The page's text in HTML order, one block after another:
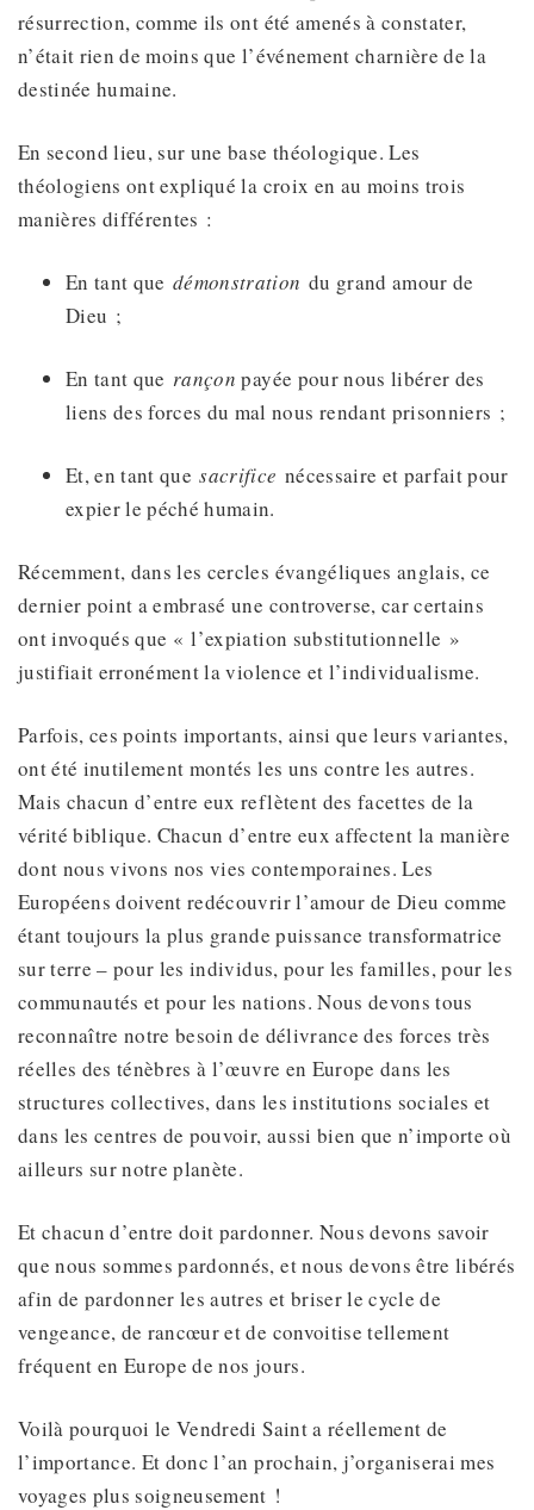
résurrection, comme ils ont été amenés à constater,
n’était rien de moins que l’événement charnière de la
destinée humaine.
En second lieu, sur une base théologique. Les
théologiens ont expliqué la croix en au moins trois
manières différentes :
En tant quedémonstration du grand amour de
Dieu ;
En tant querançon payée pour nous libérer des
liens des forces du mal nous rendant prisonniers ;
Et, en tant quesacrifice nécessaire et parfait pour
expier le péché humain.
Récemment, dans les cercles évangéliques anglais, ce
dernier point a embrasé une controverse, car certains
ont invoqués que « l’expiation substitutionnelle »
justifiait erronément la violence et l’individualisme.
Parfois, ces points importants, ainsi que leurs variantes,
ont été inutilement montés les uns contre les autres.
Mais chacun d’entre eux reflètent des facettes de la
vérité biblique. Chacun d’entre eux affectent la manière
dont nous vivons nos vies contemporaines. Les
Européens doivent redécouvrir l’amour de Dieu comme
étant toujours la plus grande puissance transformatrice
sur terre – pour les individus, pour les familles, pour les
communautés et pour les nations. Nous devons tous
reconnaître notre besoin de délivrance des forces très
réelles des ténèbres à l’œuvre en Europe dans les
structures collectives, dans les institutions sociales et
dans les centres de pouvoir, aussi bien que n’importe où
ailleurs sur notre planète.
Et chacun d’entre doit pardonner. Nous devons savoir
que nous sommes pardonnés, et nous devons être libérés
afin de pardonner les autres et briser le cycle de
vengeance, de rancœur et de convoitise tellement
fréquent en Europe de nos jours.
Voilà pourquoi le Vendredi Saint a réellement de
l’importance. Et donc l’an prochain, j’organiserai mes
voyages plus soigneusement !